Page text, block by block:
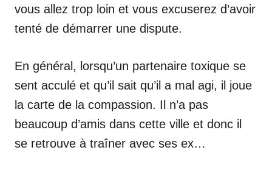
vous allez trop loin et vous excuserez d’avoir
tenté de démarrer une dispute.
En général, lorsqu’un partenaire toxique se
sent acculé et qu’il sait qu’il a mal agi, il joue
la carte de la compassion. Il n’a pas
beaucoup d’amis dans cette ville et donc il
se retrouve à traîner avec ses ex…